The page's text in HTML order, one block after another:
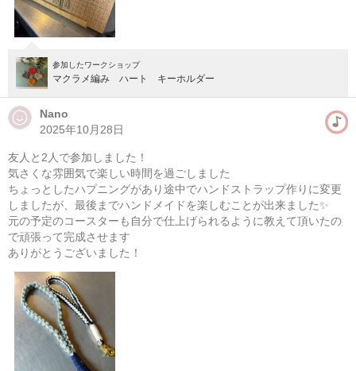
マクラメ編み ポーチ作り
08/09(日) 13:00-18:00
東京 学芸大学駅徒歩14分
08/10(月) 13:00-18:00
東京 学芸大学駅徒歩14分
参加したワークショップ
マクラメ編み ハート キーホルダー
Nano
2025年10月28日
友人と2人で参加しました！
気さくな雰囲気で楽しい時間を過ごしました
ちょっとしたハプニングがあり途中でハンドストラップ作りに変更
しましたが、最後までハンドメイドを楽しむことが出来ました✨
元の予定のコースターも自分で仕上げられるように教えて頂いたの
で頑張って完成させます
ありがとうございました！